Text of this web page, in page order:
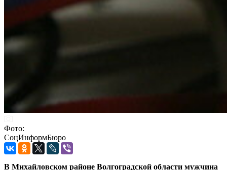
Фото:
СоцИнформБюро
В Михайловском районе Волгоградской области мужчина